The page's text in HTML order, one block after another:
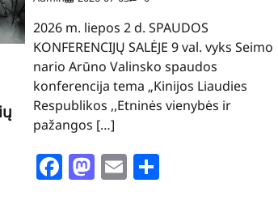
2026 m. liepos 2 d. SPAUDOS
KONFERENCIJŲ SALĖJE 9 val. vyks Seimo
nario Arūno Valinsko spaudos
konferencija tema „Kinijos Liaudies
Respublikos ,,Etninės vienybės ir
pažangos […]
Facebook
Mastodon
Email